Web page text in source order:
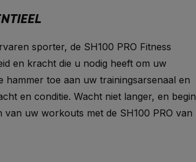
sporter, de SH100 PRO Fitness
en kracht die u nodig heeft om uw
hammer toe aan uw trainingsarsenaal en
en conditie. Wacht niet langer, en begin
uw workouts met de SH100 PRO van